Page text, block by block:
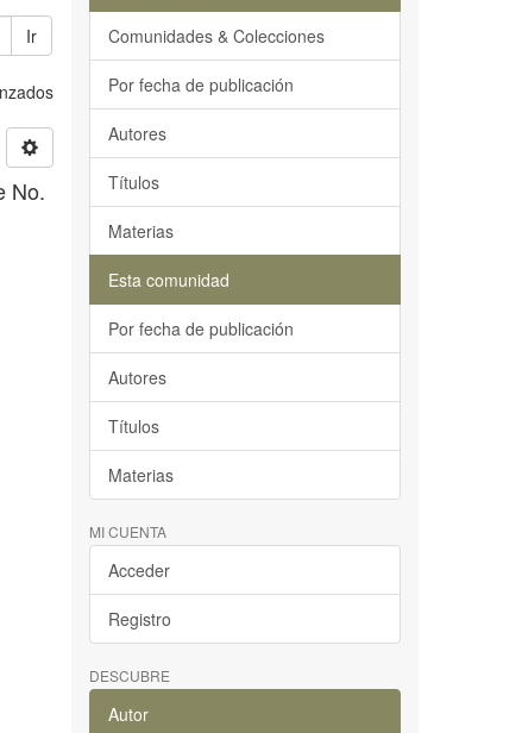
Ir
No.
Comunidades & Colecciones
Por fecha de publicación
Autores
Títulos
Materias
Esta comunidad
Por fecha de publicación
Autores
Títulos
Materias
MI CUENTA
Acceder
Registro
DESCUBRE
Autor